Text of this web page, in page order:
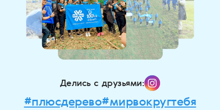
Делись с друзьями:
#плюсдерево#мирвокругтебя